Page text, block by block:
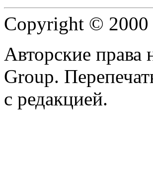
Copyright © 2000
Авторские права
Group.
с редакцией.